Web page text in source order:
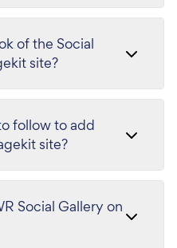
of the Social
site?
follow to add
site?
Social Gallery on